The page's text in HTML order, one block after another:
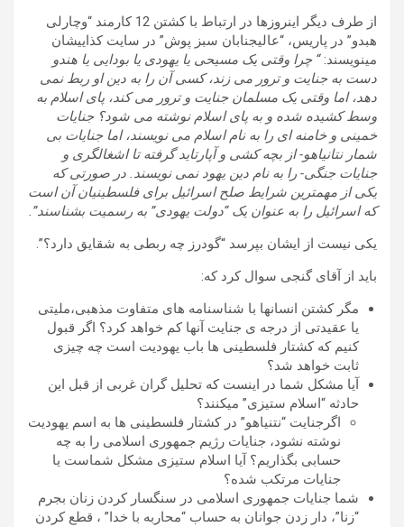
از طرف دیگر اینروزها در ارتباط با کشتن 12 کارمند “وچارلی
هبدو” در پاریس، “عالیجنابان سبز پوش” در سایت کذاییشان
مینویسند:“ چرا وقتی یک مسیحی یا یهودی یا بودایی یا هندو
دست به جنایت و ترور می زند، کسی آن را به دین او ربط نمی
دهد، اما وقتی یک مسلمان جنایت و ترور می کند، پای اسلام به
وسط کشیده شده و به پای اسلام نوشته می شود؟ جنایات
خمینی و خامنه ای را به نام اسلام می نویسند، اما جنایات بی
شمار نتانیاهو- از بچه کشی و آپارتاید گرفته تا اشغالگری و
جنایات جنگی- را به نام دین یهود نمی نویسند. در صورتی که
یکی از مهمترین شرایط صلح اسرائیل برای فلسطینیان آن است
که اسرائیل را به عنوان یک “دولت یهودی” به رسمیت بشناسند”.
یکی نیست از ایشان بپرسد “گودرز چه ربطی به شقایق دارد؟”.
باید از آقای گنجی سوال کرد که:
مگر کشتن انسانها با شناسنامه های متفاوت مذهبی،ملیتی
یا عقیدتی از درجه ی جنایت آنها کم خواهد کرد؟ اگر قبول
کنیم که کشتار فلسطینی ها باب یهودیت است چه چیزی
ثابت خواهد شد؟
آیا مشکل شما در اینست که تحلیل گران غربی از قبل این
حادثه “اسلام ستیزی” میکنند؟
اگرجنایت “نتنیاهو” در کشتار فلسطینی ها به اسم یهودیت
نوشته نشود، جنایات رژیم جمهوری اسلامی را به چه
حسابی بگذاریم؟ آیا اسلام ستیزی مشکل شماست یا
جنایات مرتکب شده؟
شما جنایات جمهوری اسلامی در سنگسار کردن زنان بجرم
“زنا”، دار زدن جوانان به حساب “محاربه با خدا” ، قطع کردن